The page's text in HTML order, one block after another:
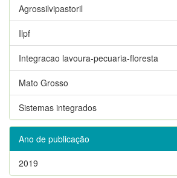
Agrossilvipastoril
Ilpf
Integracao lavoura-pecuaria-floresta
Mato Grosso
Sistemas integrados
Ano de publicação
2019